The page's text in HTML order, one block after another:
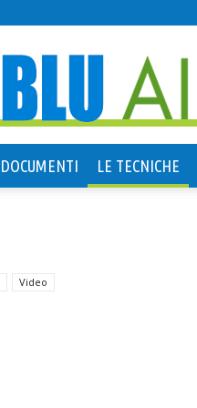
DOCUMENTI LE TECNICHE
Video